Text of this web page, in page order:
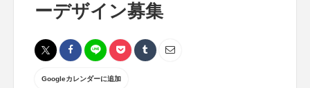
ーデザイン募集
Googleカレンダーに追加